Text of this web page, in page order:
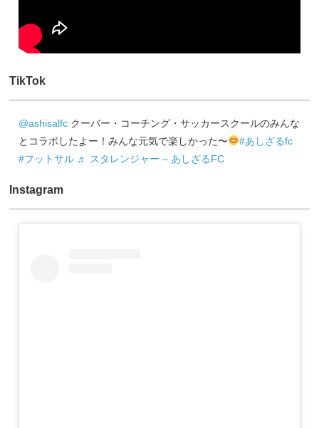
TikTok
@ashisalfc クーバー・コーチング・サッカースクールのみんな
とコラボしたよー！みんな元気で楽しかった〜
#あしざるfc
#フットサル ♬ スタレンジャー – あしざるFC
Instagram